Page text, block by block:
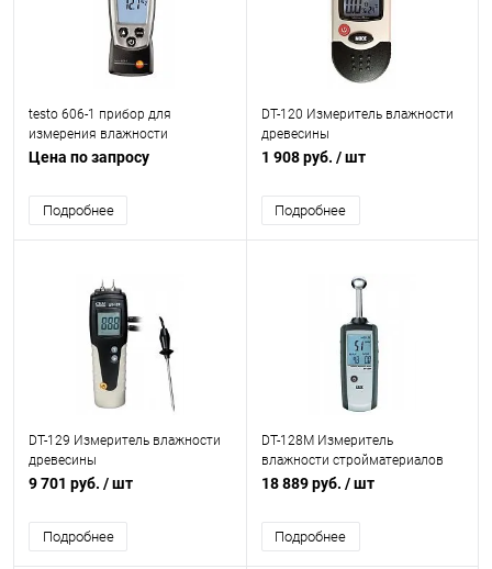
testo 606-1 прибор для
измерения влажности
древесины и стройматериалов
Цена по запросу
Подробнее
DT-120 Измеритель влажности
древесины
1 908 руб. / шт
Подробнее
DT-129 Измеритель влажности
древесины
9 701 руб. / шт
Подробнее
DT-128M Измеритель
влажности стройматериалов
18 889 руб. / шт
Подробнее